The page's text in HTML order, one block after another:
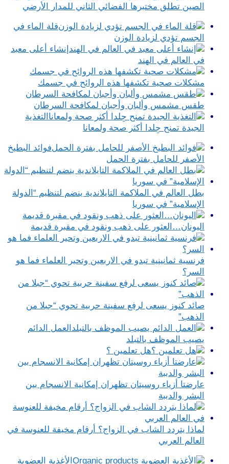
الصين تطلق مختبرها الفضائي الثاني للمدار الأرضي
قلة الماء في
الجسم تؤدي لزيادة الوزن
إنشاء أعلى معبد
في العالم في الهند
مشكلات صحية تكشفها هذه الروائح في جسمك
طقس مشمس وألبان وأجبان لمكافحة السرطان
التغذية
الجيدة تمنح جِلدا أكثر صحة ولمعانا
فوائد البطيخ
الأصفر للحامل بفترة الحمل
بطل العالم في الملاكمة التايلاندية ينضم لتنظيم “الدولة
الإسلامية” في سوريا
اليونان…العثور على ذهب ونقود في مقبرة قديمة
فرنسية ثمانينية تبدو في الاربعين وتحير العلماء فما هو
السر؟
صائد كنوز يسعى لرفع سفينة حربية تحوي “جبلا من
الذهب”
العمل الدائم
يصيب الموظف بالتبلد
هل تعلمين ؟
عارضتا أزياء روسيتان تظهران إمكانية الانسجام بين
البشر والدببة
لماذا يتردد الشاب في الزواج؟ أرقام مخيفة للعنوسة في
العالم العربي
الأغذية العضوية